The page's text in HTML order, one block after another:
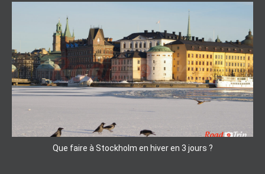
Que faire à Stockholm en hiver en 3 jours ?